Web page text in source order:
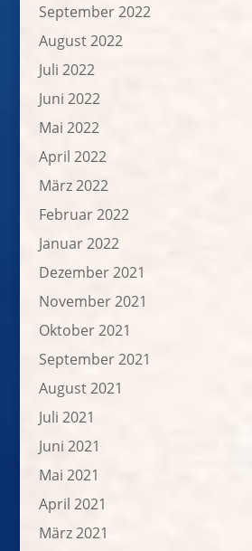
September 2022
August 2022
Juli 2022
Juni 2022
Mai 2022
April 2022
März 2022
Februar 2022
Januar 2022
Dezember 2021
November 2021
Oktober 2021
September 2021
August 2021
Juli 2021
Juni 2021
Mai 2021
April 2021
März 2021